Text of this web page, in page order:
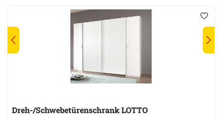
Dreh-/Schwebetürenschrank LOTTO